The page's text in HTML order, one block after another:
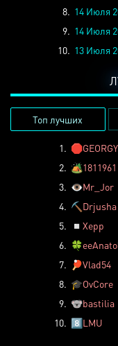
8. 14 Июля
9. 14 Июля
10. 13 Июля
Топ лучших
1. 🛑
2. 🏕️1811961
3. 👁️Mr_Jor
4. ⛏️ Drjusha
5.
◽ Xepp
6. 🍀
7.
🏓Vlad54
8. 🎓OvCore
9. 🐨bastilia
10. 8️⃣LMU